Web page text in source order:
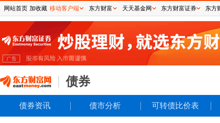
债券
债券资讯 债市分析 可转债比价表
网站首页 加收藏 移动客户端 东方财富 天天基金网 东方财富证券 东方